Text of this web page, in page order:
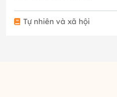
Tự nhiên và xã hội